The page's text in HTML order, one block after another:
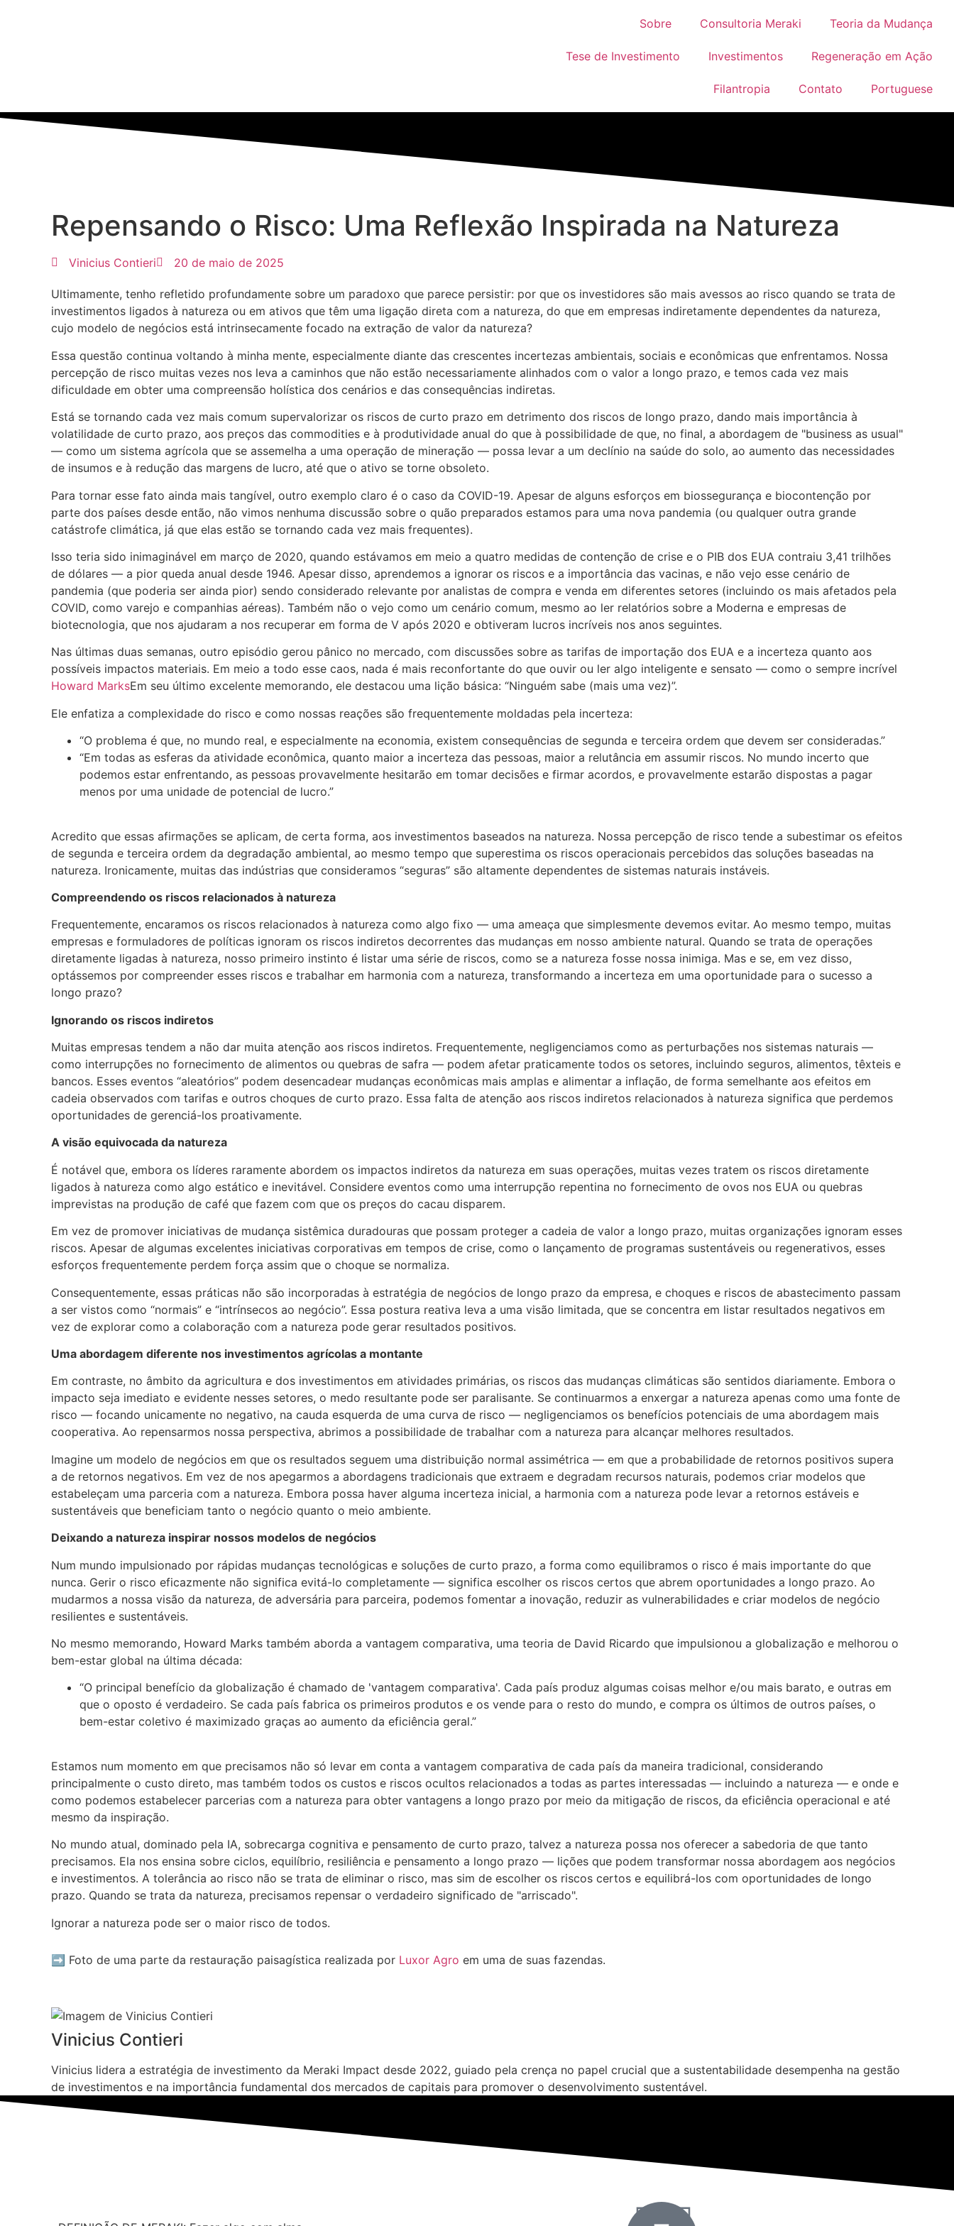
Sobre Consultoria Meraki Teoria da Mudança
Tese de Investimento Investimentos Regeneração em Ação
Filantropia Contato Portuguese
Repensando o Risco: Uma Reflexão Inspirada na Natureza
Vinicius Contieri 20 de maio de 2025
Ultimamente, tenho refletido profundamente sobre um paradoxo que parece persistir: por que os investidores são mais avessos ao risco quando se trata de
investimentos ligados à natureza ou em ativos que têm uma ligação direta com a natureza, do que em empresas indiretamente dependentes da natureza,
cujo modelo de negócios está intrinsecamente focado na extração de valor da natureza?
Essa questão continua voltando à minha mente, especialmente diante das crescentes incertezas ambientais, sociais e econômicas que enfrentamos. Nossa
percepção de risco muitas vezes nos leva a caminhos que não estão necessariamente alinhados com o valor a longo prazo, e temos cada vez mais
dificuldade em obter uma compreensão holística dos cenários e das consequências indiretas.
Está se tornando cada vez mais comum supervalorizar os riscos de curto prazo em detrimento dos riscos de longo prazo, dando mais importância à
volatilidade de curto prazo, aos preços das commodities e à produtividade anual do que à possibilidade de que, no final, a abordagem de "business as usual"
— como um sistema agrícola que se assemelha a uma operação de mineração — possa levar a um declínio na saúde do solo, ao aumento das necessidades
de insumos e à redução das margens de lucro, até que o ativo se torne obsoleto.
Para tornar esse fato ainda mais tangível, outro exemplo claro é o caso da COVID-19. Apesar de alguns esforços em biossegurança e biocontenção por
parte dos países desde então, não vimos nenhuma discussão sobre o quão preparados estamos para uma nova pandemia (ou qualquer outra grande
catástrofe climática, já que elas estão se tornando cada vez mais frequentes).
Isso teria sido inimaginável em março de 2020, quando estávamos em meio a quatro medidas de contenção de crise e o PIB dos EUA contraiu 3,41 trilhões
de dólares — a pior queda anual desde 1946. Apesar disso, aprendemos a ignorar os riscos e a importância das vacinas, e não vejo esse cenário de
pandemia (que poderia ser ainda pior) sendo considerado relevante por analistas de compra e venda em diferentes setores (incluindo os mais afetados pela
COVID, como varejo e companhias aéreas). Também não o vejo como um cenário comum, mesmo ao ler relatórios sobre a Moderna e empresas de
biotecnologia, que nos ajudaram a nos recuperar em forma de V após 2020 e obtiveram lucros incríveis nos anos seguintes.
Nas últimas duas semanas, outro episódio gerou pânico no mercado, com discussões sobre as tarifas de importação dos EUA e a incerteza quanto aos
possíveis impactos materiais. Em meio a todo esse caos, nada é mais reconfortante do que ouvir ou ler algo inteligente e sensato — como o sempre incrível
Howard MarksEm seu último excelente memorando, ele destacou uma lição básica: “Ninguém sabe (mais uma vez)”.
Ele enfatiza a complexidade do risco e como nossas reações são frequentemente moldadas pela incerteza:
“O problema é que, no mundo real, e especialmente na economia, existem consequências de segunda e terceira ordem que devem ser consideradas.”
“Em todas as esferas da atividade econômica, quanto maior a incerteza das pessoas, maior a relutância em assumir riscos. No mundo incerto que
podemos estar enfrentando, as pessoas provavelmente hesitarão em tomar decisões e firmar acordos, e provavelmente estarão dispostas a pagar
menos por uma unidade de potencial de lucro.”
Acredito que essas afirmações se aplicam, de certa forma, aos investimentos baseados na natureza. Nossa percepção de risco tende a subestimar os efeitos
de segunda e terceira ordem da degradação ambiental, ao mesmo tempo que superestima os riscos operacionais percebidos das soluções baseadas na
natureza. Ironicamente, muitas das indústrias que consideramos “seguras” são altamente dependentes de sistemas naturais instáveis.
Compreendendo os riscos relacionados à natureza
Frequentemente, encaramos os riscos relacionados à natureza como algo fixo — uma ameaça que simplesmente devemos evitar. Ao mesmo tempo, muitas
empresas e formuladores de políticas ignoram os riscos indiretos decorrentes das mudanças em nosso ambiente natural. Quando se trata de operações
diretamente ligadas à natureza, nosso primeiro instinto é listar uma série de riscos, como se a natureza fosse nossa inimiga. Mas e se, em vez disso,
optássemos por compreender esses riscos e trabalhar em harmonia com a natureza, transformando a incerteza em uma oportunidade para o sucesso a
longo prazo?
Ignorando os riscos indiretos
Muitas empresas tendem a não dar muita atenção aos riscos indiretos. Frequentemente, negligenciamos como as perturbações nos sistemas naturais —
como interrupções no fornecimento de alimentos ou quebras de safra — podem afetar praticamente todos os setores, incluindo seguros, alimentos, têxteis e
bancos. Esses eventos “aleatórios” podem desencadear mudanças econômicas mais amplas e alimentar a inflação, de forma semelhante aos efeitos em
cadeia observados com tarifas e outros choques de curto prazo. Essa falta de atenção aos riscos indiretos relacionados à natureza significa que perdemos
oportunidades de gerenciá-los proativamente.
A visão equivocada da natureza
É notável que, embora os líderes raramente abordem os impactos indiretos da natureza em suas operações, muitas vezes tratem os riscos diretamente
ligados à natureza como algo estático e inevitável. Considere eventos como uma interrupção repentina no fornecimento de ovos nos EUA ou quebras
imprevistas na produção de café que fazem com que os preços do cacau disparem.
Em vez de promover iniciativas de mudança sistêmica duradouras que possam proteger a cadeia de valor a longo prazo, muitas organizações ignoram esses
riscos. Apesar de algumas excelentes iniciativas corporativas em tempos de crise, como o lançamento de programas sustentáveis ou regenerativos, esses
esforços frequentemente perdem força assim que o choque se normaliza.
Consequentemente, essas práticas não são incorporadas à estratégia de negócios de longo prazo da empresa, e choques e riscos de abastecimento passam
a ser vistos como “normais” e “intrínsecos ao negócio”. Essa postura reativa leva a uma visão limitada, que se concentra em listar resultados negativos em
vez de explorar como a colaboração com a natureza pode gerar resultados positivos.
Uma abordagem diferente nos investimentos agrícolas a montante
Em contraste, no âmbito da agricultura e dos investimentos em atividades primárias, os riscos das mudanças climáticas são sentidos diariamente. Embora o
impacto seja imediato e evidente nesses setores, o medo resultante pode ser paralisante. Se continuarmos a enxergar a natureza apenas como uma fonte de
risco — focando unicamente no negativo, na cauda esquerda de uma curva de risco — negligenciamos os benefícios potenciais de uma abordagem mais
cooperativa. Ao repensarmos nossa perspectiva, abrimos a possibilidade de trabalhar com a natureza para alcançar melhores resultados.
Imagine um modelo de negócios em que os resultados seguem uma distribuição normal assimétrica — em que a probabilidade de retornos positivos supera
a de retornos negativos. Em vez de nos apegarmos a abordagens tradicionais que extraem e degradam recursos naturais, podemos criar modelos que
estabeleçam uma parceria com a natureza. Embora possa haver alguma incerteza inicial, a harmonia com a natureza pode levar a retornos estáveis e
sustentáveis que beneficiam tanto o negócio quanto o meio ambiente.
Deixando a natureza inspirar nossos modelos de negócios
Num mundo impulsionado por rápidas mudanças tecnológicas e soluções de curto prazo, a forma como equilibramos o risco é mais importante do que
nunca. Gerir o risco eficazmente não significa evitá-lo completamente — significa escolher os riscos certos que abrem oportunidades a longo prazo. Ao
mudarmos a nossa visão da natureza, de adversária para parceira, podemos fomentar a inovação, reduzir as vulnerabilidades e criar modelos de negócio
resilientes e sustentáveis.
No mesmo memorando, Howard Marks também aborda a vantagem comparativa, uma teoria de David Ricardo que impulsionou a globalização e melhorou o
bem-estar global na última década:
“O principal benefício da globalização é chamado de 'vantagem comparativa'. Cada país produz algumas coisas melhor e/ou mais barato, e outras em
que o oposto é verdadeiro. Se cada país fabrica os primeiros produtos e os vende para o resto do mundo, e compra os últimos de outros países, o
bem-estar coletivo é maximizado graças ao aumento da eficiência geral.”
Estamos num momento em que precisamos não só levar em conta a vantagem comparativa de cada país da maneira tradicional, considerando
principalmente o custo direto, mas também todos os custos e riscos ocultos relacionados a todas as partes interessadas — incluindo a natureza — e onde e
como podemos estabelecer parcerias com a natureza para obter vantagens a longo prazo por meio da mitigação de riscos, da eficiência operacional e até
mesmo da inspiração.
No mundo atual, dominado pela IA, sobrecarga cognitiva e pensamento de curto prazo, talvez a natureza possa nos oferecer a sabedoria de que tanto
precisamos. Ela nos ensina sobre ciclos, equilíbrio, resiliência e pensamento a longo prazo — lições que podem transformar nossa abordagem aos negócios
e investimentos. A tolerância ao risco não se trata de eliminar o risco, mas sim de escolher os riscos certos e equilibrá-los com oportunidades de longo
prazo. Quando se trata da natureza, precisamos repensar o verdadeiro significado de "arriscado".
Ignorar a natureza pode ser o maior risco de todos.
➡️ Foto de uma parte da restauração paisagística realizada por Luxor Agro em uma de suas fazendas.
Vinicius Contieri
Vinicius lidera a estratégia de investimento da Meraki Impact desde 2022, guiado pela crença no papel crucial que a sustentabilidade desempenha na gestão
de investimentos e na importância fundamental dos mercados de capitais para promover o desenvolvimento sustentável.